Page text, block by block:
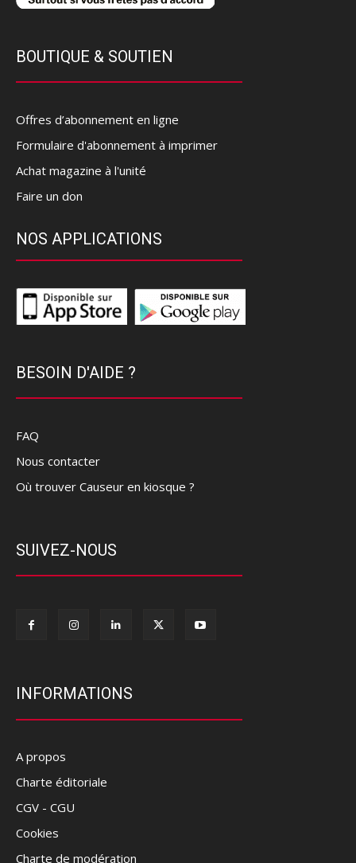
BOUTIQUE & SOUTIEN
Offres d’abonnement en ligne
Formulaire d'abonnement à imprimer
Achat magazine à l'unité
Faire un don
NOS APPLICATIONS
BESOIN D'AIDE ?
FAQ
Nous contacter
Où trouver Causeur en kiosque ?
SUIVEZ-NOUS
INFORMATIONS
A propos
Charte éditoriale
CGV - CGU
Cookies
Charte de modération